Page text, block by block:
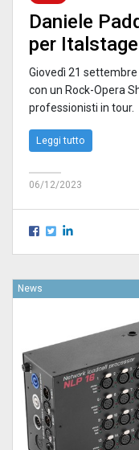
Daniele
per Italstage
Giovedì 21
con un Rock-Opera
professionisti in tour.
Leggi tutto
06/12/2023
News